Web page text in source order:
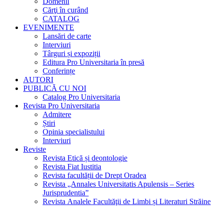
Cărţi în curând
CATALOG
EVENIMENTE
Lansări de carte
Interviuri
Târguri și expoziții
Editura Pro Universitaria în presă
Conferințe
AUTORI
PUBLICĂ CU NOI
Catalog Pro Universitaria
Revista Pro Universitaria
Admitere
Știri
Opinia specialistului
Interviuri
Reviste
Revista Etică și deontologie
Revista Fiat Iustitia
Revista facultății de Drept Oradea
Revista „Annales Universitatis Apulensis – Series
Jurisprudentia”
Revista Analele Facultăţii de Limbi și Literaturi Străine